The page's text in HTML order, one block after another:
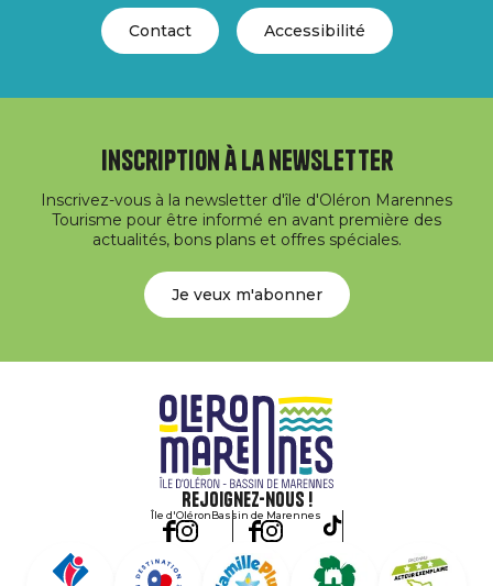
Contact Accessibilité
Inscription à la newsletter
Inscrivez-vous à la newsletter d'île d'Oléron Marennes
Tourisme pour être informé en avant première des
actualités, bons plans et offres spéciales.
Je veux m'abonner
Rejoignez-nous !
Île d'OléronBassin de Marennes